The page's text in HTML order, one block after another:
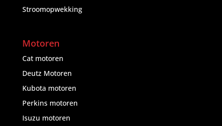
Stroomopwekking
Motoren
Cat motoren
Deutz Motoren
Kubota motoren
Perkins motoren
Isuzu motoren